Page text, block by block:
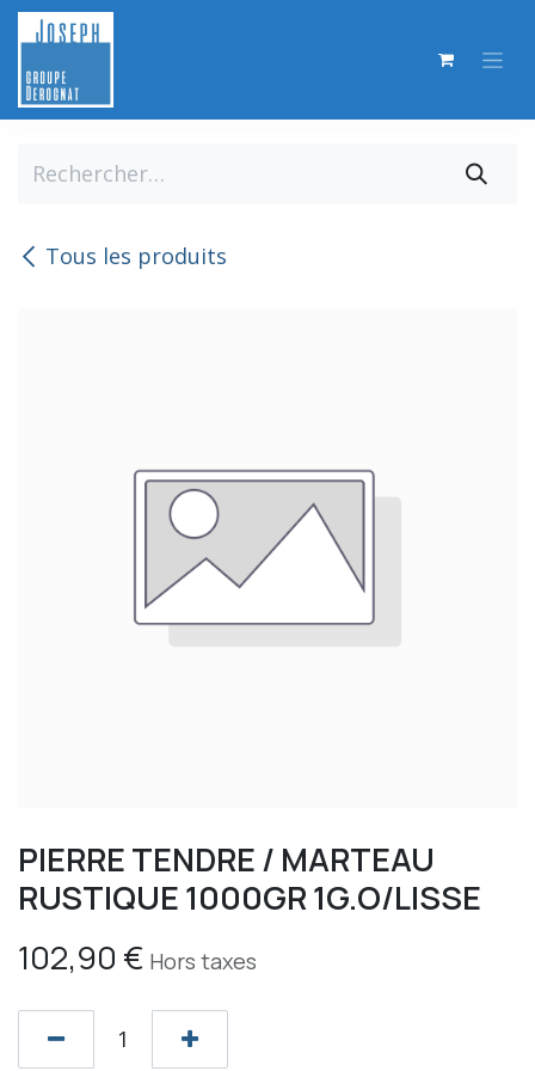
Se rendre au contenu
Tous les produits
PIERRE TENDRE / MARTEAU
RUSTIQUE 1000GR 1G.O/LISSE
102,90 € Hors taxes